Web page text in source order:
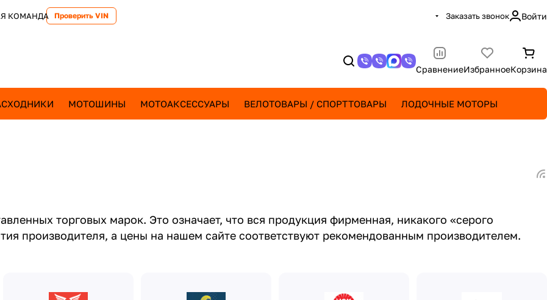
КОМАНДА Проверить VIN Заказать звонок Войти
СравнениеИзбранноеКорзина
МОТОШИНЫ МОТОАКСЕССУАРЫ ВЕЛОТОВАРЫ / СПОРТТОВАРЫ ЛОДОЧНЫЕ МОТОРЫ
торговых марок. Это означает, что вся продукция фирменная, никакого «серого
производителя, а цены на нашем сайте соответствуют рекомендованным производителем.